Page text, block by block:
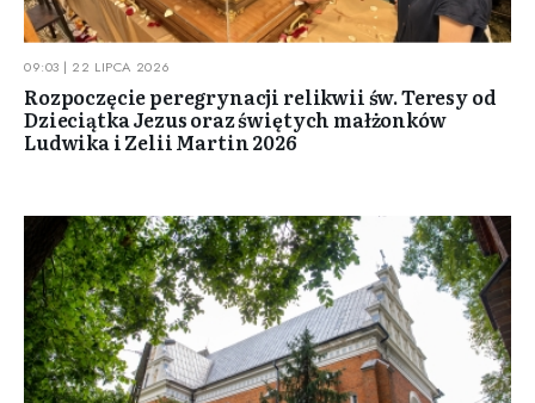
09:03 | 22 LIPCA 2026
Rozpoczęcie peregrynacji relikwii św. Teresy od
Dzieciątka Jezus oraz świętych małżonków
Ludwika i Zelii Martin 2026